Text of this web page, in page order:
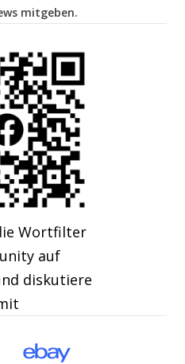
mitgeben.
Wortfilter
auf
diskutiere